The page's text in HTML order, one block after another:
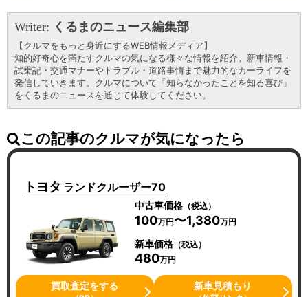
Writer: くるまのニュース編集部
【クルマをもっと身近にするWEB情報メディア】
知的好奇心を満たすクルマの気になる様々な情報を紹介。新車情報・
試乗記・交通マナーやトラブル・道路事情まで魅力的なカーライフを
発信していきます。クルマについて「知らなかったことを知る喜び」
をくるまのニュースを通じて体験してください。
この記事のクルマが気になったら
トヨタ ランドクルーザー70
中古車価格（税込）
100万円〜1,380万円
新車価格（税込）
480万円
買取査定をする 新車見積もり